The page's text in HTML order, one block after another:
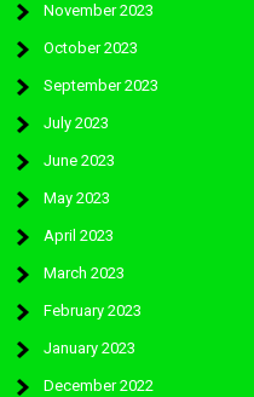
November 2023
October 2023
September 2023
July 2023
June 2023
May 2023
April 2023
March 2023
February 2023
January 2023
December 2022